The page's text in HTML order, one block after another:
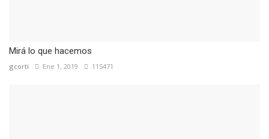
Mirá lo que hacemos
gcorti Ene 1, 2019 115471